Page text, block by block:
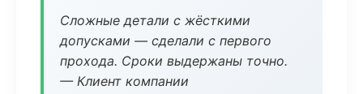
Сложные детали с жёсткими
допусками — сделали с первого
прохода. Сроки выдержаны точно.
— Клиент компании